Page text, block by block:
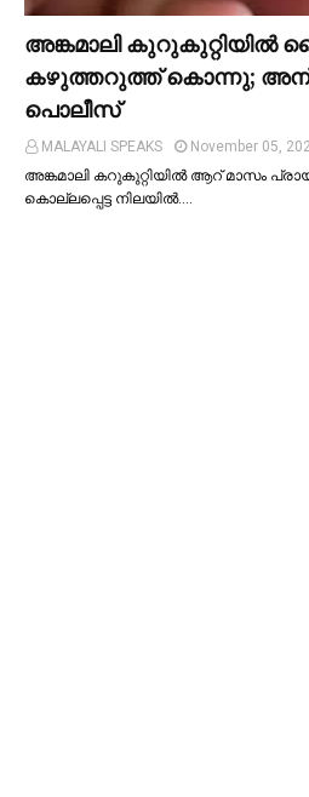
അങ്കമാലി കുറുകുറ്റിയില്‍
കഴുത്തറുത്ത് കൊന്നു;
പൊലീസ്
MALAYALI SPEAKS
November 05,
അങ്കമാലി കറുകുറ്റിയില്‍ ആറ് മാസം
കൊല്ലപ്പെട്ട നിലയില്‍.…